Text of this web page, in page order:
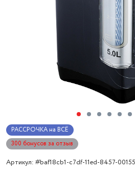
РАССРОЧКА на ВСЁ
300 бонусов за отзыв
Артикул: #baf18cb1-c7df-11ed-8457-